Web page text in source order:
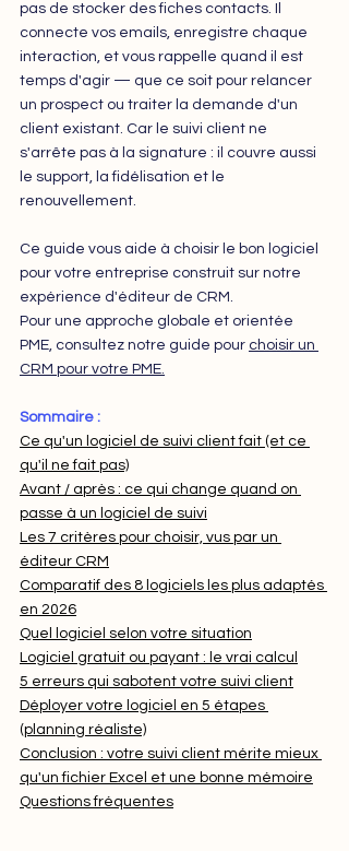
pas de stocker des fiches contacts. Il
connecte vos emails, enregistre chaque
interaction, et vous rappelle quand il est
temps d'agir — que ce soit pour relancer
un prospect ou traiter la demande d'un
client existant. Car le suivi client ne
s'arrête pas à la signature : il couvre aussi
le support, la fidélisation et le
renouvellement.
Ce guide vous aide à choisir le bon logiciel
pour votre entreprise construit sur notre
expérience d'éditeur de CRM.
Pour une approche globale et orientée
PME, consultez notre guide pour choisir un
CRM pour votre PME.
Sommaire :
Ce qu'un logiciel de suivi client fait (et ce
qu'il ne fait pas)
Avant / après : ce qui change quand on
passe à un logiciel de suivi
Les 7 critères pour choisir, vus par un
éditeur CRM
Comparatif des 8 logiciels les plus adaptés
en 2026
Quel logiciel selon votre situation
Logiciel gratuit ou payant : le vrai calcul
5 erreurs qui sabotent votre suivi client
Déployer votre logiciel en 5 étapes
(planning réaliste)
Conclusion : votre suivi client mérite mieux
qu'un fichier Excel et une bonne mémoire
Questions fréquentes